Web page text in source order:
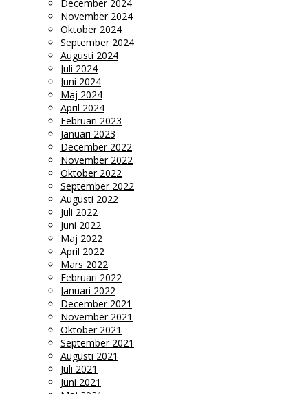
December 2024
November 2024
Oktober 2024
September 2024
Augusti 2024
Juli 2024
Juni 2024
Maj 2024
April 2024
Februari 2023
Januari 2023
December 2022
November 2022
Oktober 2022
September 2022
Augusti 2022
Juli 2022
Juni 2022
Maj 2022
April 2022
Mars 2022
Februari 2022
Januari 2022
December 2021
November 2021
Oktober 2021
September 2021
Augusti 2021
Juli 2021
Juni 2021